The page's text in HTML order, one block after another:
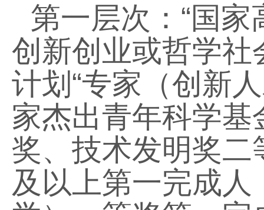
第一层次： “国家
创新创业或哲学社
计划 “专家（创新
家杰出青年科学基
奖、技术发明奖
及以上第一完成